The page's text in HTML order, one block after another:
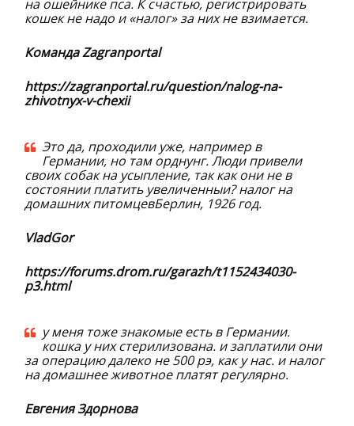
на ошейнике пса. К счастью, регистрировать
кошек не надо и «налог» за них не взимается.
Команда Zagranportal
https://zagranportal.ru/question/nalog-na-
zhivotnyx-v-chexii
Это да, проходили уже, например в
Германии, но там орднунг. Люди привели
своих собак на усыпление, так как они не в
состоянии платить увеличенныи? налог на
домашних питомцевБерлин, 1926 год.
VladGor
https://forums.drom.ru/garazh/t1152434030-
p3.html
у меня тоже знакомые есть в Германии.
кошка у них стерилизована. и заплатили они
за операцию далеко не 500 рэ, как у нас. и налог
на домашнее животное платят регулярно.
Евгения Здорнова